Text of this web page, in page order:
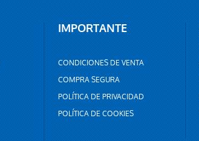
IMPORTANTE
CONDICIONES DE VENTA
COMPRA SEGURA
POLÍTICA DE PRIVACIDAD
POLÍTICA DE COOKIES